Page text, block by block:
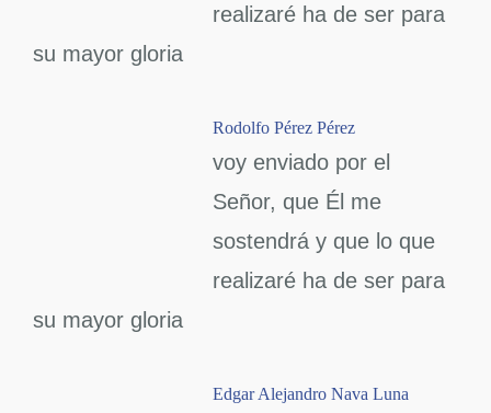
realizaré ha de ser para
su mayor gloria
Rodolfo Pérez Pérez
voy enviado por el
Señor, que Él me
sostendrá y que lo que
realizaré ha de ser para
su mayor gloria
Edgar Alejandro Nava Luna